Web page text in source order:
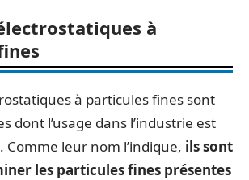
à
à particules fines sont
dont l’usage dans l’industrie est
leur nom l’indique, ils sont
les particules fines présentes